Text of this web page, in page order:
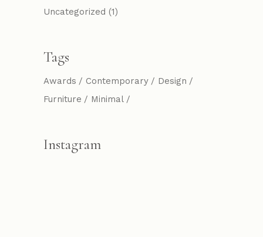
Uncategorized (1)
Tags
Awards Contemporary
Design
Furniture
Minimal
Instagram